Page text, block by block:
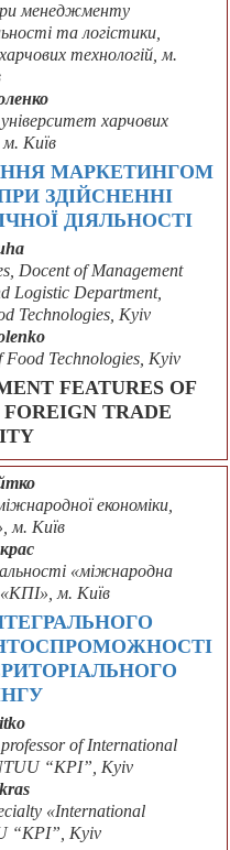
менеджменту
та логістики,
технологій, м.
харчових
м. Київ
МАРКЕТИНГОМ
ЗДІЙСНЕННІ
ДІЯЛЬНОСТІ
Docent of Management
Logistic Department,
Technologies, Kyiv
Technologies, Kyiv
FEATURES OF
TRADE
економіки,
м. Київ
«міжнародна
м. Київ
of International
“KPI”, Kyiv
«International
“KPI”, Kyiv